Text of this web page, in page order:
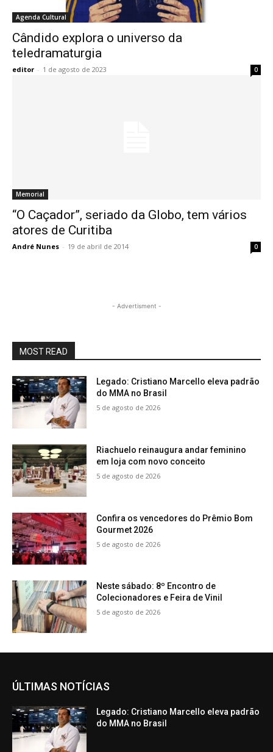
Agenda Cultural
Cândido explora o universo da
teledramaturgia
editor - 1 de agosto de 2023 0
Memorial
“O Caçador”, seriado da Globo, tem vários
atores de Curitiba
André Nunes - 19 de abril de 2014 0
- Advertisment -
MOST READ
Legado: Cristiano Marcello eleva padrão
do MMA no Brasil
5 de agosto de 2026
Riachuelo reinaugura andar feminino
em loja com novo conceito
5 de agosto de 2026
Confira os vencedores do Prêmio Bom
Gourmet 2026
5 de agosto de 2026
Neste sábado: 8º Encontro de
Colecionadores e Feira de Vinil
5 de agosto de 2026
ÚLTIMAS NOTÍCIAS
Legado: Cristiano Marcello eleva padrão
do MMA no Brasil